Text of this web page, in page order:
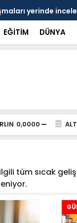
EĞİTİM DÜNYA
0,0000
tüm sıcak